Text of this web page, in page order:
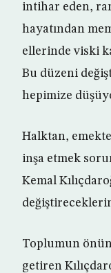
intihar eden,
hayatından
ellerinde viski
Bu düzeni
hepimize
Halktan,
inşa etmek
Kemal
Toplumun
getiren